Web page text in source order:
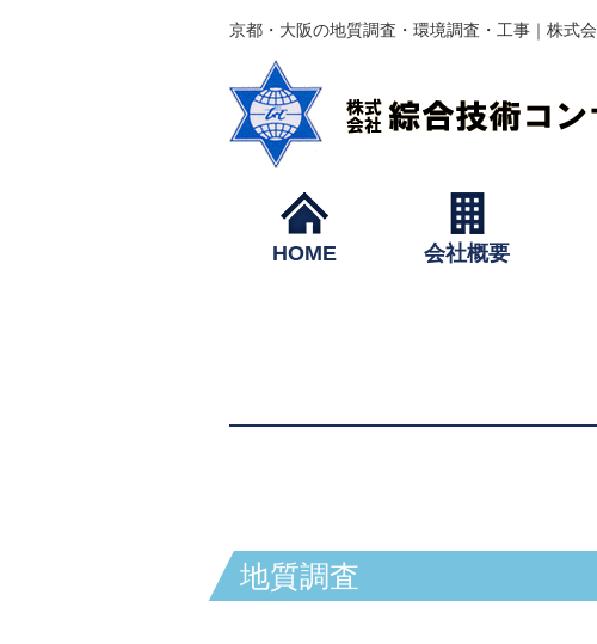
京都・大阪の地質調査・環境調査・工事｜株式
HOME 会社概要
地質調査